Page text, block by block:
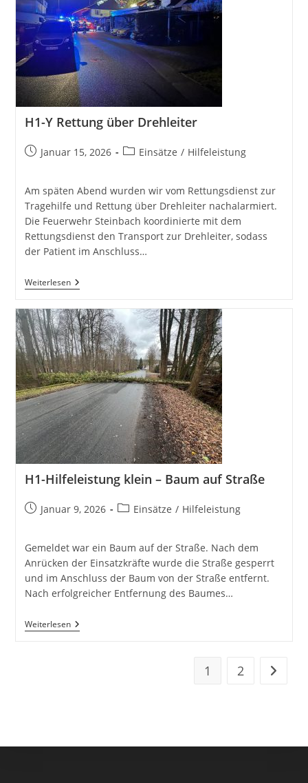
H1-Y Rettung über Drehleiter
BeitragJanuar 15, 2026
Beitrags-
Einsätze / Hilfeleistung
Am späten Abend wurden wir vom Rettungsdienst zur
Tragehilfe und Rettung über Drehleiter nachalarmiert.
Die Feuerwehr Steinbach koordinierte mit dem
Rettungsdienst den Transport zur Drehleiter, sodass
der Patient im Anschluss…
WeiterlesenH1-
Y
Über
Drehleiter
H1-Hilfeleistung klein – Baum auf Straße
BeitragJanuar 9, 2026
Beitrags-
Einsätze / Hilfeleistung
Gemeldet war ein Baum auf der Straße. Nach dem
Anrücken der Einsatzkräfte wurde die Straße gesperrt
und im Anschluss der Baum von der Straße entfernt.
Nach erfolgreicher Entfernung des Baumes…
WeiterlesenH1-
Hilfeleistung
1 2 Zur